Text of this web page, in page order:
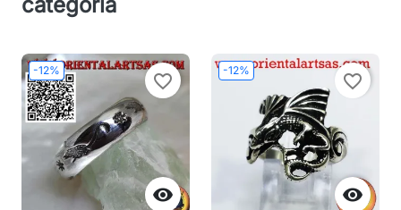
-12%

favorite_border
-12%

favorite_border